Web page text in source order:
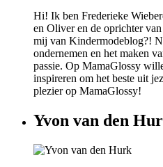
Hi! Ik ben Frederieke
en Oliver en de oprichter
mij van Kindermodeblog?!
ondernemen en het maken
passie. Op MamaGlossy
inspireren om het beste uit
plezier op MamaGlossy!
Yvon van den